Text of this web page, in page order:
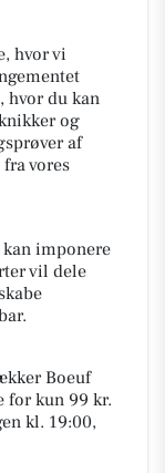
hvor vi
hvor du kan
og
af
vores
imponere
vil dele
Boeuf
for kun 99 kr.
kl. 19:00,